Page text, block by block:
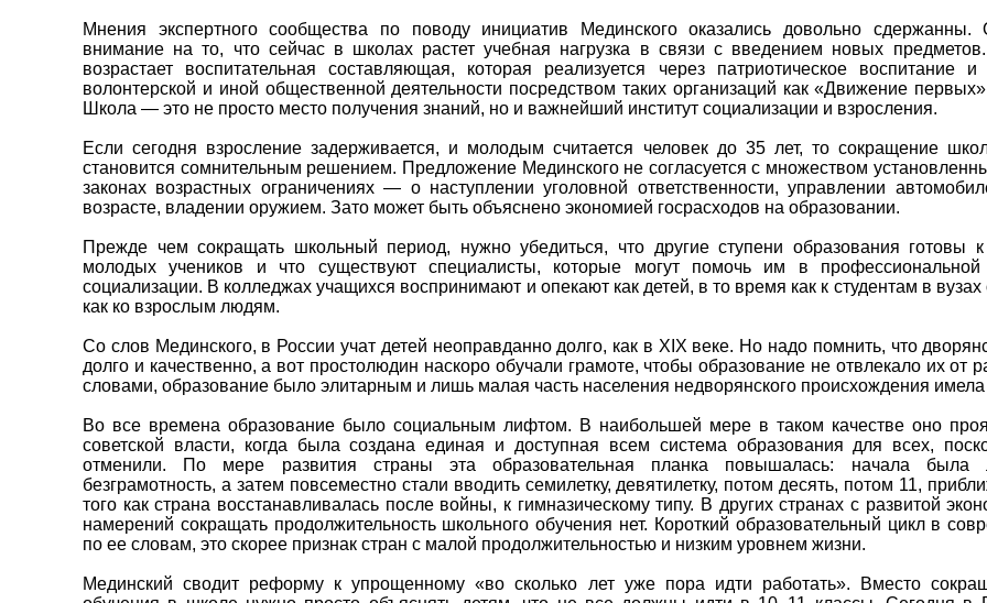
Мнения экспертного сообщества по поводу инициатив Мединского оказались довольно
внимание на то, что сейчас в школах растет учебная нагрузка в связи с введением новых
возрастает воспитательная составляющая, которая реализуется через патриотическое воспитание
волонтерской и иной общественной деятельности посредством таких организаций как «Движение
Школа — это не просто место получения знаний, но и важнейший институт социализации и взросления.
Если сегодня взросление задерживается, и молодым считается человек до 35 лет, то сокращение
становится сомнительным решением. Предложение Мединского не согласуется с множеством
законах возрастных ограничениях — о наступлении уголовной ответственности, управлении
возрасте, владении оружием. Зато может быть объяснено экономией госрасходов на образовании.
Прежде чем сокращать школьный период, нужно убедиться, что другие ступени образования готовы
молодых учеников и что существуют специалисты, которые могут помочь им в
социализации. В колледжах учащихся воспринимают и опекают как детей, в то время как к студентам в
как ко взрослым людям.
Со слов Мединского, в России учат детей неоправданно долго, как в XIX веке. Но надо помнить, что
долго и качественно, а вот простолюдин наскоро обучали грамоте, чтобы образование не отвлекало их от
словами, образование было элитарным и лишь малая часть населения недворянского происхождения имела
Во все времена образование было социальным лифтом. В наибольшей мере в таком качестве оно
советской власти, когда была создана единая и доступная всем система образования для всех,
отменили. По мере развития страны эта образовательная планка повышалась: начала была
безграмотность, а затем повсеместно стали вводить семилетку, девятилетку, потом десять, потом 11,
того как страна восстанавливалась после войны, к гимназическому типу. В других странах с развитой
намерений сокращать продолжительность школьного обучения нет. Короткий образовательный цикл в
по ее словам, это скорее признак стран с малой продолжительностью и низким уровнем жизни.
Мединский сводит реформу к упрощенному «во сколько лет уже пора идти работать». Вместо